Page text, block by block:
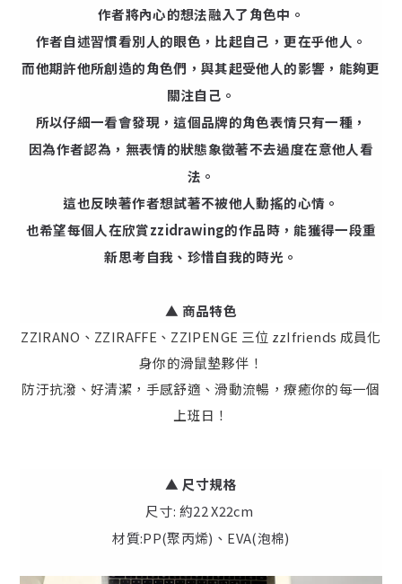
作者將內心的想法融入了角色中。
作者自述習慣看別人的眼色，比起自己，更在乎他人。
而他期許他所創造的角色們，與其起受他人的影響，能夠更
關注自己。
所以仔細一看會發現，這個品牌的角色表情只有一種，
因為作者認為，無表情的狀態象徵著不去過度在意他人看
法。
這也反映著作者想試著不被他人動搖的心情。
也希望每個人在欣賞zzidrawing的作品時，能獲得一段重
新思考自我、珍惜自我的時光。
▲ 商品特色
ZZIRANO、ZZIRAFFE、ZZIPENGE 三位 zzIfriends 成員化
身你的滑鼠墊夥伴！
防汙抗潑、好清潔，手感舒適、滑動流暢，療癒你的每一個
上班日！
▲ 尺寸規格
尺寸: 約22 X22cm
材質:PP(聚丙烯)、EVA(泡棉)